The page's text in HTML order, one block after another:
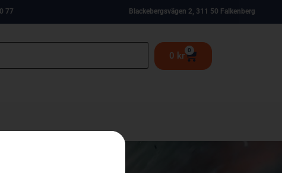
77 Blackebergsvägen 2, 311 50 Falkenberg
0 kr
0